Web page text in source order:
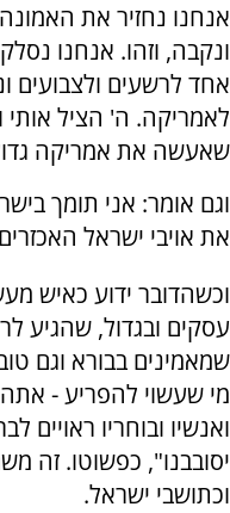
אנחנו נחזיר את האמונה
ונקבה, וזהו. אנחנו
אחד לרשעים ולצבועים
לאמריקה. ה' הציל אותי
שאעשה את אמריקה
וגם אומר: אני תומך
את אויבי ישראל
וכשהדובר ידוע כאיש
עסקים ובגדול, שהגיע
שמאמינים בבורא וגם
מי שעשוי להפריע -
ואנשיו ובוחריו
יסובבנו", כפשוטו. זה
וכתושבי ישראל.